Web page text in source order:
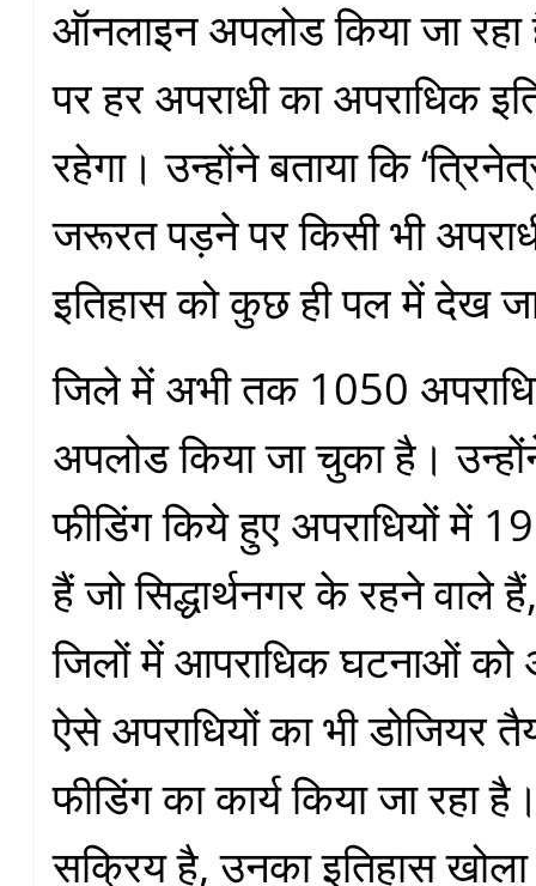
ऑनलाइन अपलोड किया जा
पर हर अपराधी का अपराधिक
रहेगा। उन्होंने बताया कि
जरूरत पड़ने पर किसी भी
इतिहास को कुछ ही पल में देख
जिले में अभी तक 1050
अपलोड किया जा चुका है।
फीडिंग किये हुए अपराधियों में
हैं जो सिद्धार्थनगर के रहने वाले
जिलों में आपराधिक घटनाओं
ऐसे अपराधियों का भी डोजियर
फीडिंग का कार्य किया जा रहा
सक्रिय है, उनका इतिहास